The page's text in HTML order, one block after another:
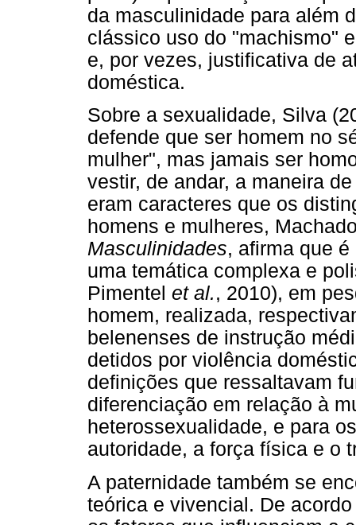
da masculinidade para além
clássico uso do "machismo"
e, por vezes, justificativa de
doméstica.
Sobre a sexualidade, Silva
defende que ser homem no
mulher", mas jamais ser
vestir, de andar, a maneira
eram caracteres que os
homens e mulheres,
Masculinidades, afirma que
uma temática complexa e
Pimentel et al., 2010), em
homem, realizada,
belenenses de instrução
detidos por violência
definições que ressaltavam
diferenciação em relação à
heterossexualidade, e para
autoridade, a força física e o
A paternidade também se
teórica e vivencial. De